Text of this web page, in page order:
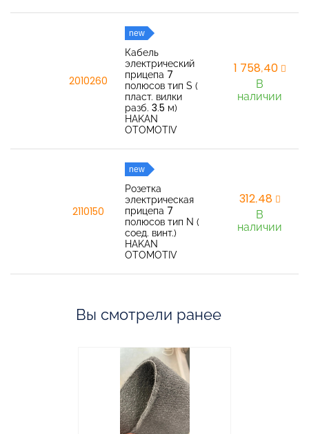
2010260
new
Кабель
электрический
прицепа 7
полюсов тип S (
пласт. вилки
разб. 3.5 м)
HAKAN
OTOMOTIV
1 758,40
В
наличии
2110150
new
Розетка
электрическая
прицепа 7
полюсов тип N (
соед. винт.)
HAKAN
OTOMOTIV
312,48
В
наличии
Вы смотрели ранее